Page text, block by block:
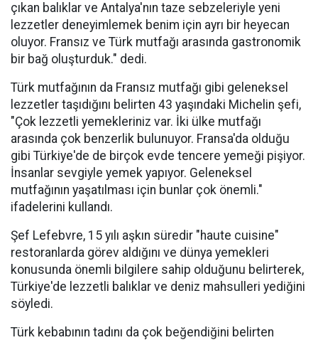
çıkan balıklar ve Antalya'nın taze sebzeleriyle yeni
lezzetler deneyimlemek benim için ayrı bir heyecan
oluyor. Fransız ve Türk mutfağı arasında gastronomik
bir bağ oluşturduk." dedi.
Türk mutfağının da Fransız mutfağı gibi geleneksel
lezzetler taşıdığını belirten 43 yaşındaki Michelin şefi,
"Çok lezzetli yemekleriniz var. İki ülke mutfağı
arasında çok benzerlik bulunuyor. Fransa'da olduğu
gibi Türkiye'de de birçok evde tencere yemeği pişiyor.
İnsanlar sevgiyle yemek yapıyor. Geleneksel
mutfağının yaşatılması için bunlar çok önemli."
ifadelerini kullandı.
Şef Lefebvre, 15 yılı aşkın süredir "haute cuisine"
restoranlarda görev aldığını ve dünya yemekleri
konusunda önemli bilgilere sahip olduğunu belirterek,
Türkiye'de lezzetli balıklar ve deniz mahsulleri yediğini
söyledi.
Türk kebabının tadını da çok beğendiğini belirten